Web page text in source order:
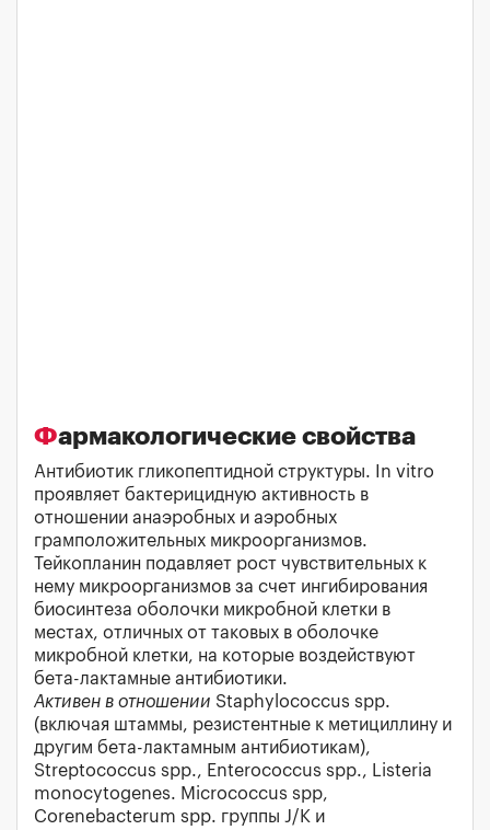
Фармакологические свойства
Антибиотик гликопептидной структуры. In vitro
проявляет бактерицидную активность в
отношении анаэробных и аэробных
грамположительных микроорганизмов.
Тейкопланин подавляет рост чувствительных к
нему микроорганизмов за счет ингибирования
биосинтеза оболочки микробной клетки в
местах, отличных от таковых в оболочке
микробной клетки, на которые воздействуют
бета-лактамные антибиотики.
Активен в отношении Staphylococcus spp.
(включая штаммы, резистентные к метициллину и
другим бета-лактамным антибиотикам),
Streptococcus spp., Enterococcus spp., Listeria
monocytogenes. Micrococcus spp,
Corenebacterum spp. группы J/К и